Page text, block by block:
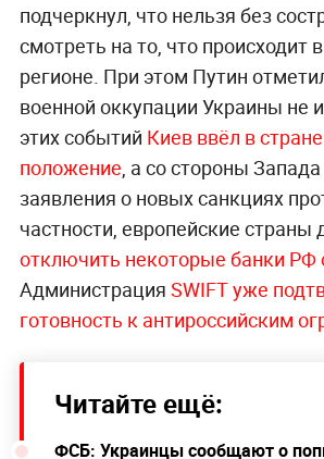
подчеркнул, что нельзя без
смотреть на то, что происходит
регионе. При этом Путин
военной оккупации Украины не
этих событий Киев ввёл в
положение , а со стороны
заявления о новых санкциях
частности, европейские страны
отключить некоторые банки РФ
Администрация SWIFT уже
готовность к антироссийским
Читайте ещё:
ФСБ: Украинцы сообщают о